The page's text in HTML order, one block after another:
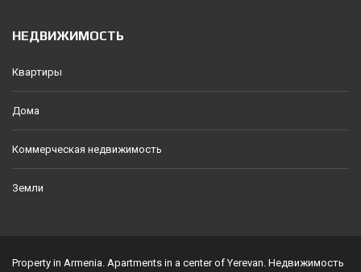
НЕДВИЖИМОСТЬ
Квартиры
Дома
Коммерческая недвижимость
Земли
Property in Armenia. Apartments in a center of Yerevan. Недвижимость